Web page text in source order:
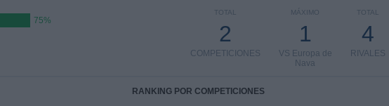
75%
TOTAL
4
RIVALES
MÁXIMO
1
VS Europa de
Nava
TOTAL
2
COMPETICIONES
RANKING POR COMPETICIONES